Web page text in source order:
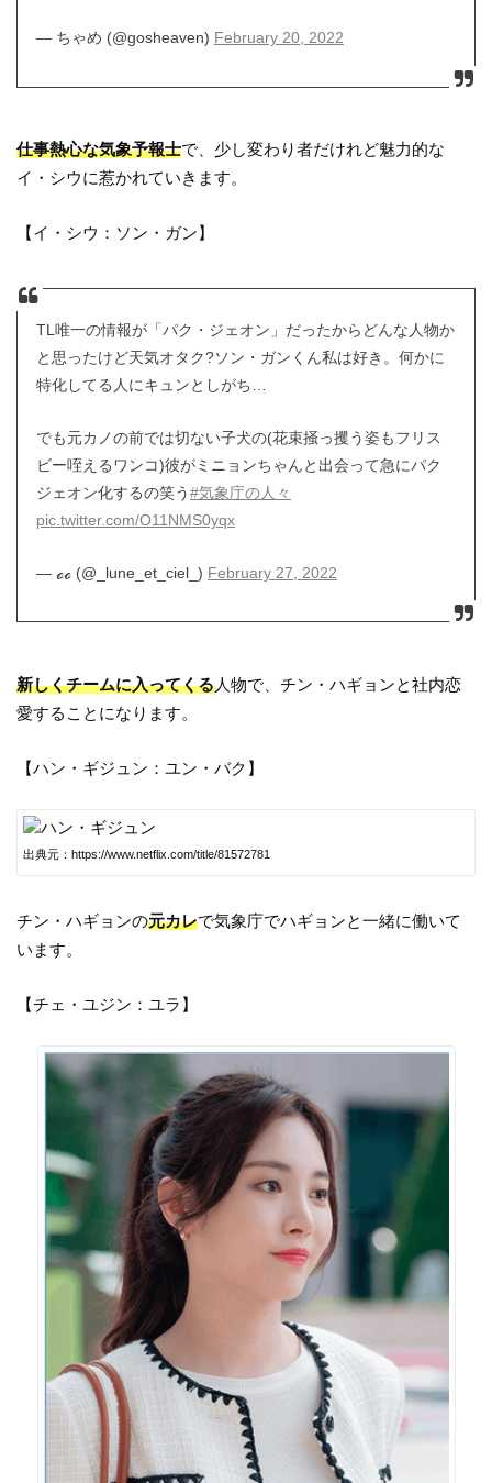
— ちゃめ (@gosheaven) February 20, 2022
仕事熱心な気象予報士で、少し変わり者だけれど魅力的な
イ・シウに惹かれていきます。
【イ・シウ：ソン・ガン】
TL唯一の情報が「パク・ジェオン」だったからどんな人物か
と思ったけど天気オタク?ソン・ガンくん私は好き。何かに
特化してる人にキュンとしがち…
でも元カノの前では切ない子犬の(花束掻っ攫う姿もフリス
ビー咥えるワンコ)彼がミニョンちゃんと出会って急にパク
ジェオン化するの笑う#気象庁の人々
pic.twitter.com/O11NMS0yqx
— ℴℴ (@_lune_et_ciel_) February 27, 2022
新しくチームに入ってくる人物で、チン・ハギョンと社内恋
愛することになります。
【ハン・ギジュン：ユン・バク】
出典元：https://www.netflix.com/title/81572781
チン・ハギョンの元カレで気象庁でハギョンと一緒に働いて
います。
【チェ・ユジン：ユラ】